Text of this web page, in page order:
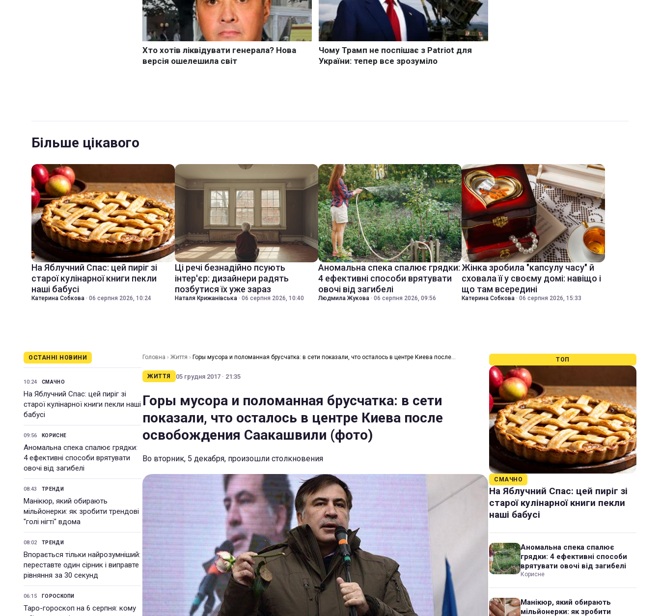
Більше цікавого
На Яблучний Спас: цей пиріг зі
старої кулінарної книги пекли
наші бабусі
Катерина Собкова · 06 серпня 2026, 10:24
Ці речі безнадійно псують
інтер'єр: дизайнери радять
позбутися їх уже зараз
Наталя Крижанівська · 06 серпня 2026, 10:40
Аномальна спека спалює грядки:
4 ефективні способи врятувати
овочі від загибелі
Людмила Жукова · 06 серпня 2026, 09:56
Жінка зробила "капсулу часу" й
сховала її у своєму домі: навіщо і
що там всередині
Катерина Собкова · 06 серпня 2026, 15:33
ОСТАННІ НОВИНИ
10:24 СМАЧНО
На Яблучний Спас: цей пиріг зі
старої кулінарної книги пекли наші
бабусі
09:56 КОРИСНЕ
Аномальна спека спалює грядки:
4 ефективні способи врятувати
овочі від загибелі
08:43 ТРЕНДИ
Манікюр, який обирають
мільйонерки: як зробити трендові
"голі нігті" вдома
08:02 ТРЕНДИ
Впорається тільки найрозумніший:
переставте один сірник і виправте
рівняння за 30 секунд
06:15 ГОРОСКОПИ
Таро-гороскоп на 6 серпня: кому
Головна › Життя › Горы мусора и поломанная брусчатка: в сети показали, что осталось в центре Киева после
ЖИТТЯ
05 грудня 2017 · 21:35
Горы мусора и поломанная брусчатка: в сети
показали, что осталось в центре Киева после
освобождения Саакашвили (фото)
Во вторник, 5 декабря, произошли столкновения
ТОП
СМАЧНО
На Яблучний Спас: цей пиріг зі
старої кулінарної книги пекли
наші бабусі
Аномальна спека спалює
грядки: 4 ефективні способи
врятувати овочі від загибелі
Корисне
Манікюр, який обирають
мільйонерки: як зробити